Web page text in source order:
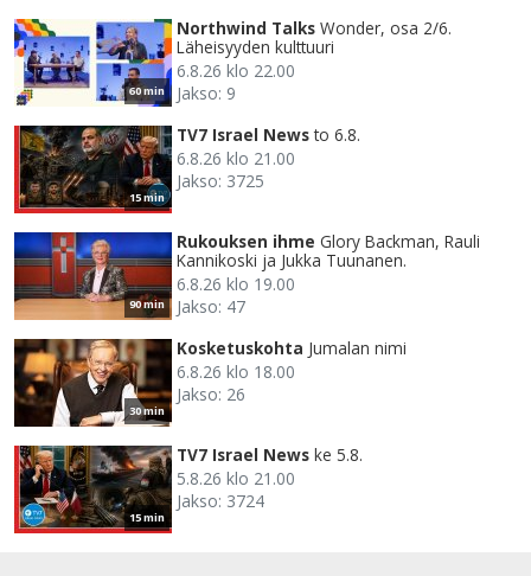
60 min
Northwind Talks Wonder, osa 2/6.
Läheisyyden kulttuuri
6.8.26 klo 22.00
Jakso: 9
15 min
TV7 Israel News to 6.8.
6.8.26 klo 21.00
Jakso: 3725
90 min
Rukouksen ihme Glory Backman, Rauli
Kannikoski ja Jukka Tuunanen.
6.8.26 klo 19.00
Jakso: 47
30 min
Kosketuskohta Jumalan nimi
6.8.26 klo 18.00
Jakso: 26
15 min
TV7 Israel News ke 5.8.
5.8.26 klo 21.00
Jakso: 3724